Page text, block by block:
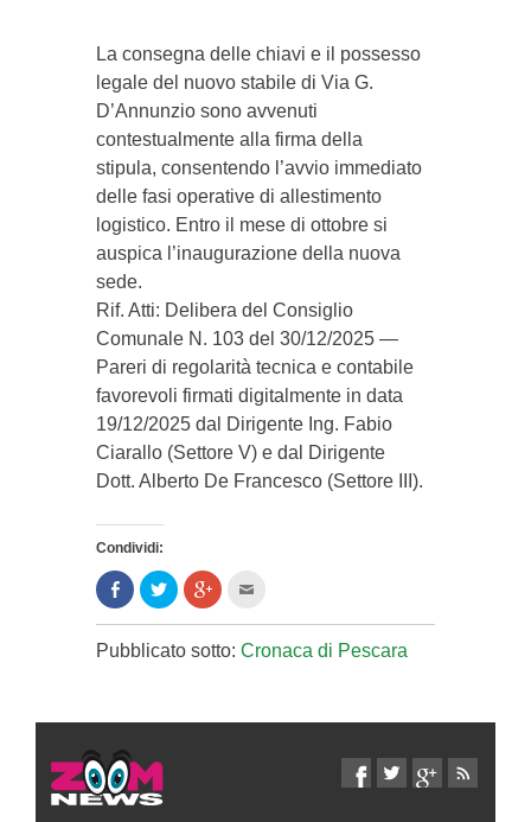
La consegna delle chiavi e il possesso
legale del nuovo stabile di Via G.
D’Annunzio sono avvenuti
contestualmente alla firma della
stipula, consentendo l’avvio immediato
delle fasi operative di allestimento
logistico. Entro il mese di ottobre si
auspica l’inaugurazione della nuova
sede.
​Rif. Atti: Delibera del Consiglio
Comunale N. 103 del 30/12/2025 —
Pareri di regolarità tecnica e contabile
favorevoli firmati digitalmente in data
19/12/2025 dal Dirigente Ing. Fabio
Ciarallo (Settore V) e dal Dirigente
Dott. Alberto De Francesco (Settore III).
Condividi:
Condividi
su
Facebook
(Si
apre
in
Clicca
per
condividere
su
Twitter
(Si
finestra)
Clicca
per
su
Google+
(Si
finestra)
l'articolo
via
mail
apre
Pubblicato sotto: Cronaca di Pescara